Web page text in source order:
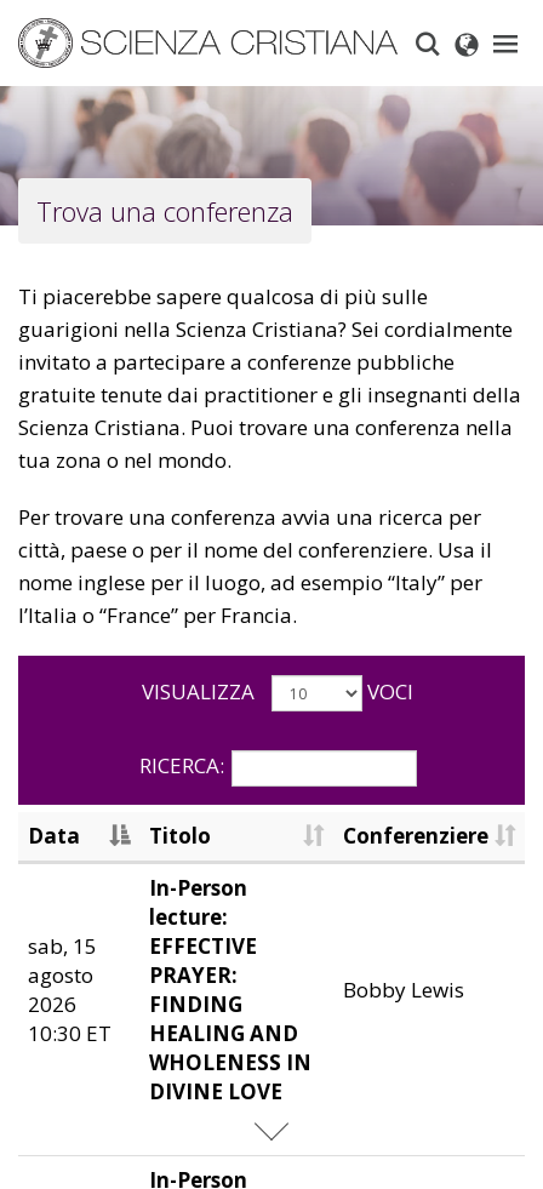
main
content
Trova una conferenza
Ti piacerebbe sapere qualcosa di più sulle
guarigioni nella Scienza Cristiana? Sei cordialmente
invitato a partecipare a conferenze pubbliche
gratuite tenute dai practitioner e gli insegnanti della
Scienza Cristiana. Puoi trovare una conferenza nella
tua zona o nel mondo.
Per trovare una conferenza avvia una ricerca per
città, paese o per il nome del conferenziere. Usa il
nome inglese per il luogo, ad esempio “Italy” per
l’Italia o “France” per Francia.
VISUALIZZA VOCI
RICERCA:
Data Titolo Conferenziere
sab, 15
agosto
2026
10:30 ET
In-Person
lecture:
EFFECTIVE
PRAYER:
FINDING
HEALING AND
WHOLENESS IN
DIVINE LOVE
Bobby Lewis
In-Person